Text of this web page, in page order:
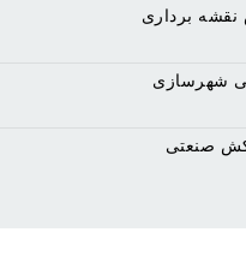
نقشه برداری
شهرسازی
کش صنعتی